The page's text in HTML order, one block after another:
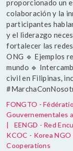
proporcionado un
colaboración y la
participantes
y el liderazgo
fortalecer las
ONG 🔹 Ejemplos
mundo 🔹
civil en Filipinas,
FONGTO -
Gouvernementales
|
EENGD - Red
KCOC - Korea
Cooperations